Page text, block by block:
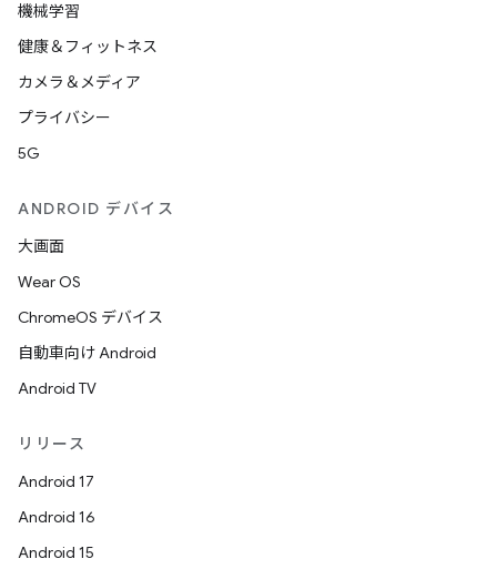
機械学習
健康＆フィットネス
カメラ＆メディア
プライバシー
5G
ANDROID デバイス
大画面
Wear OS
ChromeOS デバイス
自動車向け Android
Android TV
リリース
Android 17
Android 16
Android 15